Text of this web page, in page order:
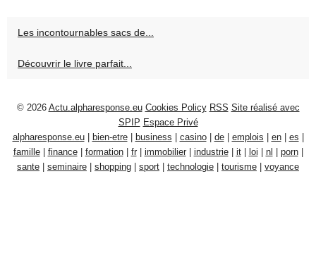
Les incontournables sacs de...
Découvrir le livre parfait...
© 2026 Actu.alpharesponse.eu Cookies Policy RSS Site réalisé avec
SPIP Espace Privé
alpharesponse.eu| bien-etre| business casino| de| emplois en| es
famille| finance| formation| fr| immobilier| industrie| it| loi nl porn|
sante
seminaire shopping sport technologie tourisme voyance